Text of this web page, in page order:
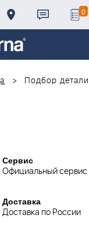
0
Подбор детали
Сервис
Официальный сервис
Доставка
Доставка по России